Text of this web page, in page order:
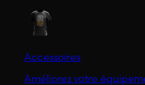
Accessoires
Améliorez votre